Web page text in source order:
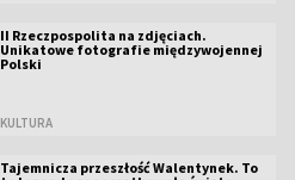
II Rzeczpospolita na zdjęciach.
Unikatowe fotografie międzywojennej
Polski
KULTURA
Tajemnicza przeszłość Walentynek. To